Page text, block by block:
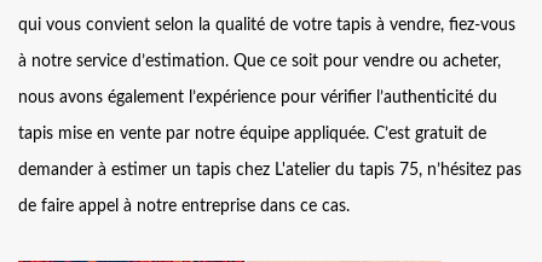
qui vous convient selon la qualité de votre tapis à vendre, fiez-vous
à notre service d’estimation. Que ce soit pour vendre ou acheter,
nous avons également l’expérience pour vérifier l’authenticité du
tapis mise en vente par notre équipe appliquée. C’est gratuit de
demander à estimer un tapis chez L'atelier du tapis 75, n’hésitez pas
de faire appel à notre entreprise dans ce cas.